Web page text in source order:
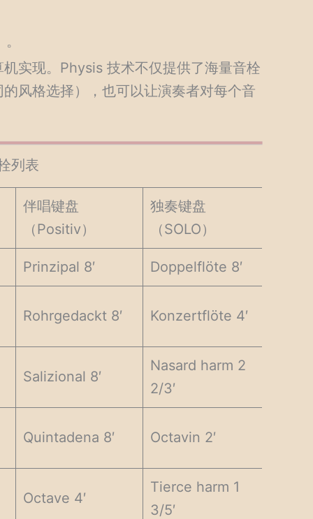
实现。Physis 技术不仅提供了海量音栓
风格选择），也可以让演奏者对每个音
列表
伴唱键盘
（Positiv）
独奏键盘
（SOLO）
Prinzipal 8′ Doppelflöte 8′
Rohrgedackt 8′ Konzertflöte 4′
Salizional 8′
Nasard harm 2
2/3′
Quintadena 8′ Octavin 2′
Octave 4′
Tierce harm 1
3/5′